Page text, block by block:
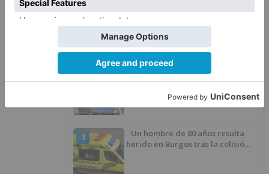
1
había caído de la bicicleta
2
Villatoro da el primer paso para
dejar atrás su aislamiento con el
inicio de la senda peatonal y
ciclista
3
Un hombre de 80 años resulta
herido en Burgos tras la colisión